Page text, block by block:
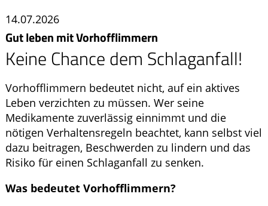
14.07.2026
Gut leben mit Vorhofflimmern
Keine Chance dem Schlaganfall!
Vorhofflimmern bedeutet nicht, auf ein aktives
Leben verzichten zu müssen. Wer seine
Medikamente zuverlässig einnimmt und die
nötigen Verhaltensregeln beachtet, kann selbst viel
dazu beitragen, Beschwerden zu lindern und das
Risiko für einen Schlaganfall zu senken.
Was bedeutet Vorhofflimmern?